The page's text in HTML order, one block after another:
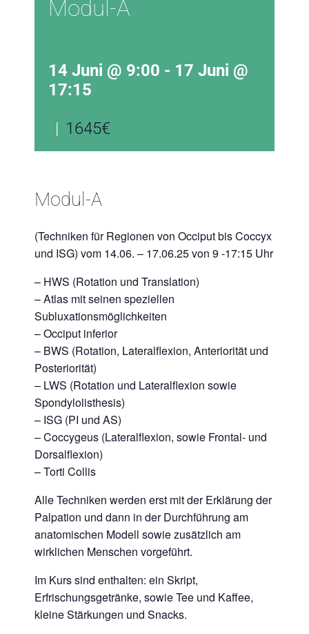
Modul-A
14 Juni @ 9:00 - 17 Juni @
17:15
| 1645€
Modul-A
(Techniken für Regionen von Occiput bis Coccyx
und ISG) vom 14.06. – 17.06.25 von 9 -17:15 Uhr
– HWS (Rotation und Translation)
– Atlas mit seinen speziellen
Subluxationsmöglichkeiten
– Occiput inferior
– BWS (Rotation, Lateralflexion, Anteriorität und
Posteriorität)
– LWS (Rotation und Lateralflexion sowie
Spondylolisthesis)
– ISG (PI und AS)
– Coccygeus (Lateralflexion, sowie Frontal- und
Dorsalflexion)
– Torti Collis
Alle Techniken werden erst mit der Erklärung der
Palpation und dann in der Durchführung am
anatomischen Modell sowie zusätzlich am
wirklichen Menschen vorgeführt.
Im Kurs sind enthalten: ein Skript,
Erfrischungsgetränke, sowie Tee und Kaffee,
kleine Stärkungen und Snacks.